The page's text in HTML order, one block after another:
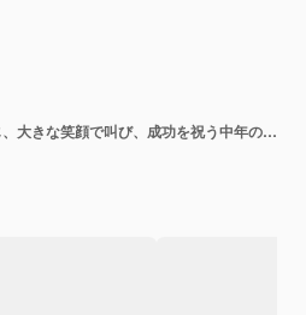
幸せ、驚き、誇りを感じ、大きな笑顔で叫び、成功を祝う中年のハンサムな男